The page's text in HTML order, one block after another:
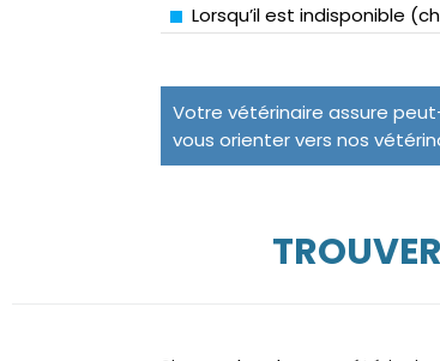
Lorsqu’il est indisponible
Votre vétérinaire assure
vous orienter vers nos